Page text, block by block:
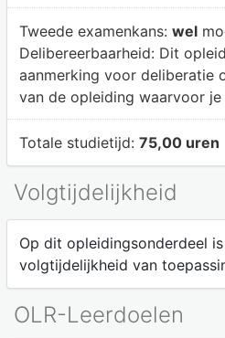
Tweede examenkans: wel
Delibereerbaarheid: Dit
aanmerking voor deliberatie
van de opleiding waarvoor
Totale studietijd: 75,00 uren
Volgtijdelijkheid
Op dit opleidingsonderdeel
volgtijdelijkheid van
OLR-Leerdoelen